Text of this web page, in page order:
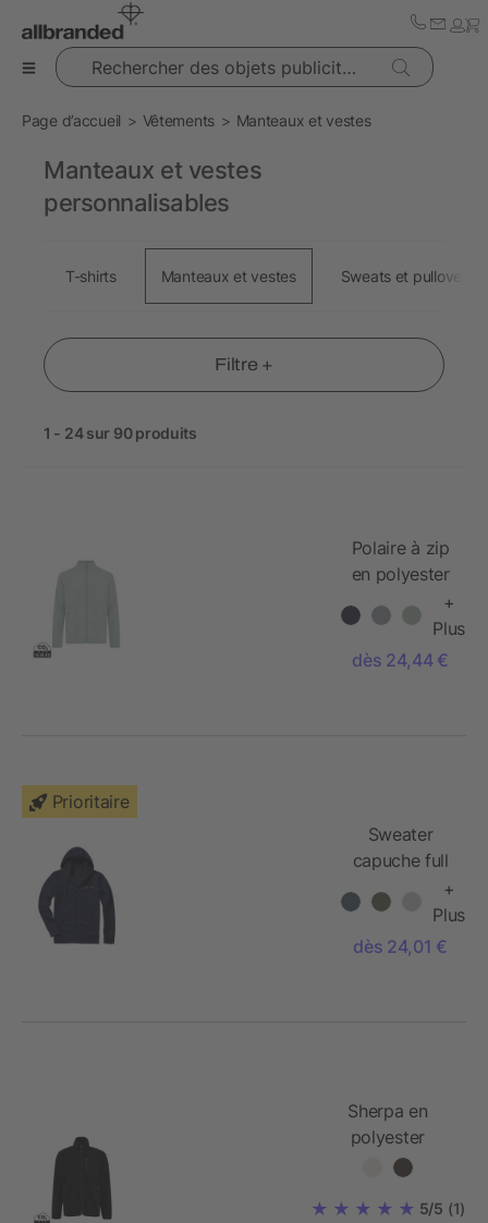
Rechercher des objets publicitaires
Page d’accueil Vêtements Manteaux et vestes
Filtre +
1 - 24 sur 90 produits
Polaire à zip
en polyester
Iqoniq Talung
+
Plus
dès 24,44 €
Prioritaire
Sweater
capuche full
+
Plus
dès 24,01 €
Sherpa en
polyester
recyclé Iqoniq
5/5 (1)
Manteaux et vestes
personnalisables
T-shirts Manteaux et vestes Sweats et pullovers